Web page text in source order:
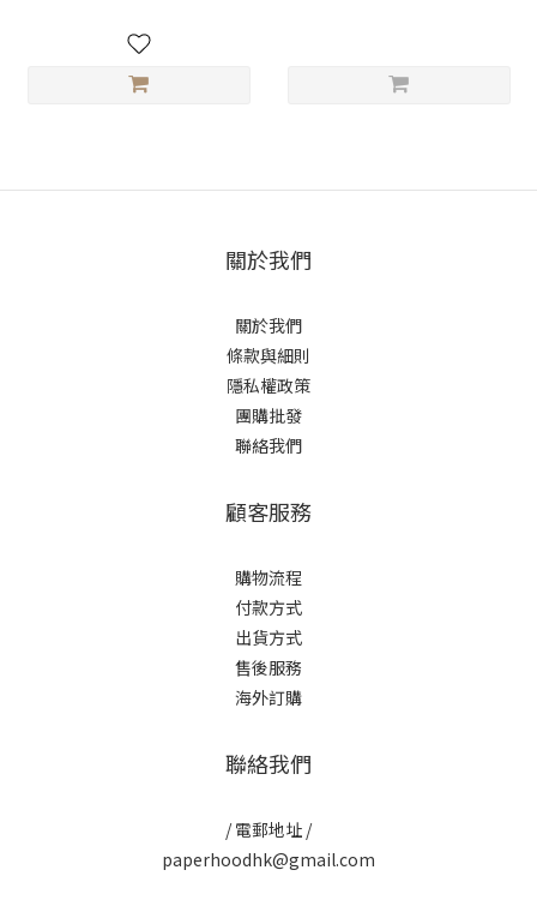
關於我們
關於我們
條款與細則
隱私權政策
團購批發
聯絡我們
顧客服務
購物流程
付款方式
出貨方式
售後服務
海外訂購
聯絡我們
/ 電郵地址 /
paperhoodhk@gmail.com